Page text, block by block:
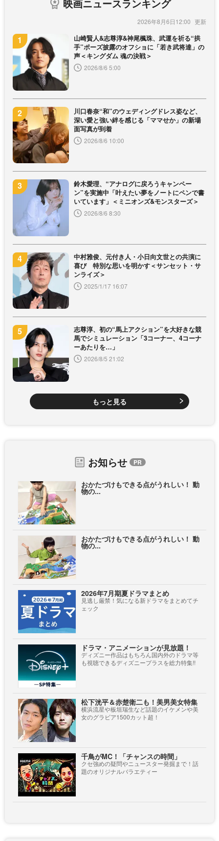
映画ニュースランキング
2026年8月6日12:00
山崎賢人&志尊淳&神尾楓珠、武運を祈る“拱
手”ポーズ披露のオフショに「若き武将達」の
声＜キングダム 魂の決戦＞
2026/8/6 5:00
川口春奈“和”のウェディングドレス姿など、
深い愛と強い絆を感じる「ママせか」の新場
面写真が到着
2026/8/6 10:00
鈴木愛理、“アナログに戻ろうキャンペー
ン”を実施中「叶えたい夢をノートにペンで書
いています」＜ミニオンズ&モンスターズ＞
2026/8/6 8:30
中村雅俊、元付き人・小日向文世との共演に
喜び 特別な思いを明かす＜サンセット・サ
ンライズ＞
2025/1/17 16:07
志尊淳、初の“馬上アクション”を大好きな競
馬でシミュレーション「3コーナー、4コーナ
ーあたりを…」
2026/8/5 21:02
もっと見る
お知らせ
おかたづけもできる点がうれしい！ 動
物の...
おかたづけもできる点がうれしい！ 動
物の...
2026年7月期夏ドラマまとめ
見逃し厳禁！気になる新ドラマをまとめてチ
ェック
ドラマ・アニメーションが見放題！
ディズニー作品はもちろん国内外のドラマ等
も視聴できるディズニープラスを総力特集!!
松下洸平＆赤楚衛二も！美男美女特集
横浜流星や板垣瑞生など話題のイケメンや美
女のグラビア1500カット超！
千鳥がMC！「チャンスの時間」
クセ強めの疑問やニュースター発掘まで！話
題のオリジナルバラエティー